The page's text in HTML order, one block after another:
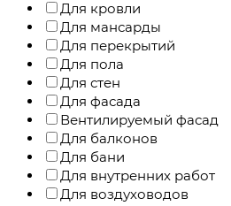
Для кровли
Для мансарды
Для перекрытий
Для пола
Для стен
Для фасада
Вентилируемый фасад
Для балконов
Для бани
Для внутренних работ
Для воздуховодов